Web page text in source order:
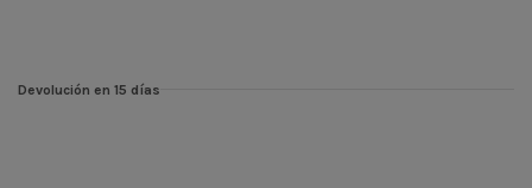
Devolución en 15 días